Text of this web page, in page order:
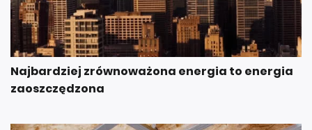
Najbardziej zrównoważona energia to energia
zaoszczędzona